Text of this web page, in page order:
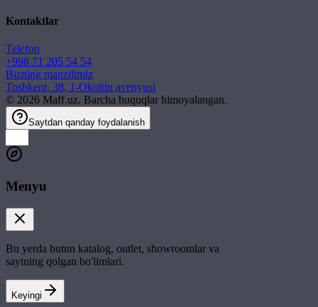
Kontaktlar
Telefon
+998 71 205 54 54
Bizning manzilimiz
Toshkent, 38, 1-Okoltin avenyusi
© 2026 Maff.uz. Barcha huquqlar himoyalangan.
Saytdan qanday foydalanish
Menyu
Bu yerda butun katalog, outlet, showroomlar va
saytning qolgan bo'limlari.
Keyingi